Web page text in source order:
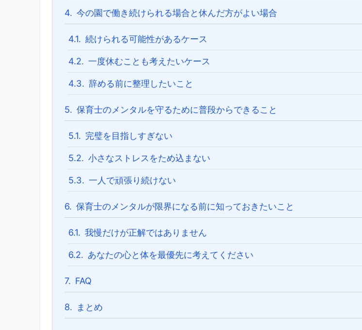
4. 今の園で働き続けられる場合と休んだ方がよい場合
4.1. 続けられる可能性があるケース
4.2. 一度休むことも考えたいケース
4.3. 辞める前に整理したいこと
5. 保育士のメンタルを守るために普段からできること
5.1. 完璧を目指しすぎない
5.2. 小さなストレスをため込まない
5.3. 一人で頑張り続けない
6. 保育士のメンタルが限界になる前に知っておきたいこと
6.1. 我慢だけが正解ではありません
6.2. あなたの心と体を最優先に考えてください
7. FAQ
8. まとめ